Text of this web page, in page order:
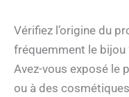
Vérifiez l’origine du
fréquemment le bijou
Avez-vous exposé le
ou à des